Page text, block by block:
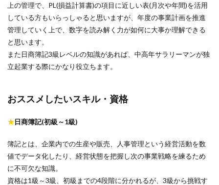
上の管理で、PL(損益計算書)の項目に近しい表(月次や年間)を活用
している方もいらっしゃると思いますが、年度の事業計画を推進
管理していく上で、数字を読み解く力が如何に大事か理解できる
と思います。
また日商簿記3級レベルの知識があれば、中高年サラリーマンが独
立起業する際にかなり役立ちます。
おススメしたいスキル・資格
★日商簿記(初級～1級)
簿記とは、企業内での生産や販売、人事管理という経営活動を数
値でデータ化したり、経営状態を把握し次の事業戦略を練るため
に不可欠な知識。
資格は1級～3級、初級までの4段階に分かれるが、3級から挑戦す